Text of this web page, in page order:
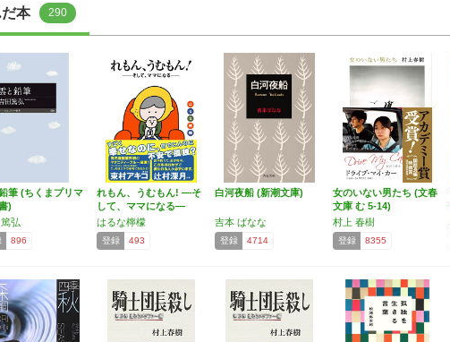
本 290
筆 (ちくまプリマ
)
弘
896
れもん、うむもん! ―そ
して、ママになる―
はるな檸檬
登録 493
白河夜船 (新潮文庫)
吉本 ばなな
登録 4714
女のいない男たち (文春
文庫 む 5-14)
村上 春樹
登録 8355